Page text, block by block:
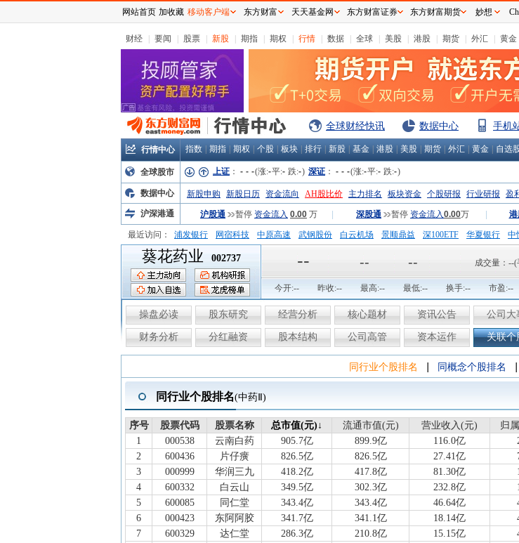
财经 要闻 股票 新股 期指 期权 行情 数据 全球 美股 港股 期货 外汇 黄金
全球财经快讯 数据中心 手机
行情中心 指数 期指 期权 个股 板块 排行 新股 基金 港股 美股 期货 外汇 黄金 自选
全球股市 上证 ： - - -(涨:-平:- 跌:-) 深证 ： - - -(涨:-平:- 跌:-)
数据中心 新股申购 新股日历 资金流向 AH股比价 主力排名 板块资金 个股研报 行业研报 盈
沪深港通
沪股通 暂停 资金流入 0.00 万 深股通 暂停 资金流入0.00万 港
最近访问： 浦发银行 网宿科技 中原高速 武钢股份 白云机场 景顺鼎益 深100ETF 华夏银行
中
弘业股份
富临运业
葵花药业 002737 -- -- -- 成交量： --(
今开:-- 昨收:-- 最高:-- 最低:-- 换手:-- 市盈:--
操盘必读 股东研究 经营分析 核心题材 资讯公告 公司大
财务分析 分红融资 股本结构 公司高管 资本运作 关联个
同行业个股排名 同概念个股排名
同行业个股排名(中药Ⅱ)
序号 股票代码 股票名称 总市值(元)↓ 流通市值(元) 营业收入(元) 归
序号 股票代码 股票名称 总市值(元) 流通市值(元) 营业收入(元) 归
1
000538 云南白药 905.7亿 899.9亿 116.0亿
2
600436 片仔癀 826.5亿 826.5亿 27.41亿
3
000999 华润三九 418.2亿 417.8亿 81.30亿
4
600332 白云山 349.5亿 302.3亿 232.8亿
5
600085 同仁堂 343.4亿 343.4亿 46.64亿
6
000423 东阿阿胶 341.7亿 341.1亿 18.14亿
7
600329 达仁堂 286.3亿 210.8亿 15.15亿
网站首页 加收藏 移动客户端 东方财富 天天基金网 东方财富证券 东方财富期货 妙想